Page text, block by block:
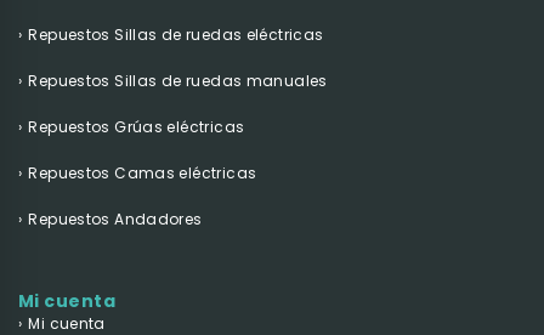
Repuestos Sillas de ruedas eléctricas
Repuestos Sillas de ruedas manuales
Repuestos Grúas eléctricas
Repuestos Camas eléctricas
Repuestos Andadores
Mi cuenta
Mi cuenta